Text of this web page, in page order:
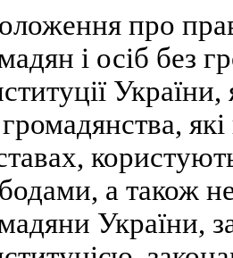
про
і осіб без
а також
України,